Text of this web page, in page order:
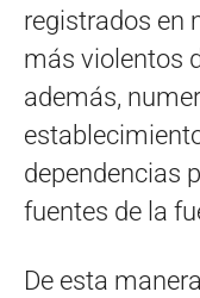
registrados en
más violentos
además,
dependencias
fuentes de la
De esta